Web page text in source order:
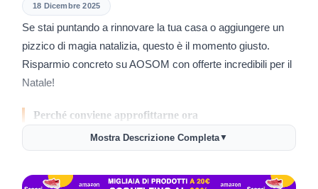
18 Dicembre 2025
Se stai puntando a rinnovare la tua casa o aggiungere un
pizzico di magia natalizia, questo è il momento giusto.
Risparmio concreto su AOSOM con offerte incredibili per il
Natale!
Perché conviene approfittarne ora
Le promozioni natalizie su AOSOM sono una rarità e
una tale opportunità, è l’occasione ideale per fare acquisti
Mostra Descrizione Completa▼